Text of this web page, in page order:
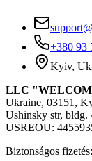
+380 93
Kyiv,
LLC
Ukraine, 03151,
Ushinsky str, bldg.
USREOU:
Biztonságos fizetés: